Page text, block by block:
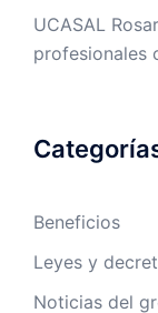
UCASAL
profesionales
Beneficios
Leyes y
Noticias del